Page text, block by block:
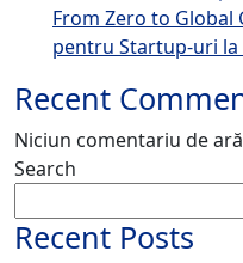
From Zero to Global
pentru Startup-uri la
Recent
Niciun comentariu de
Search
Recent Posts